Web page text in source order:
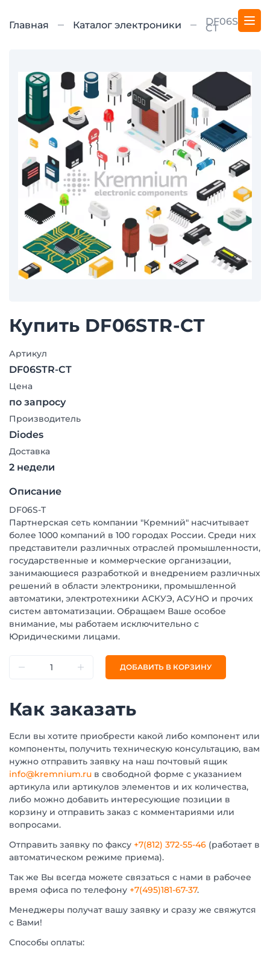
Главная Каталог электроники DF06STR-
CT
Купить DF06STR-CT
Артикул
DF06STR-CT
Цена
по запросу
Производитель
Diodes
Доставка
2 недели
Описание
DF06S-T
Партнерская сеть компании "Кремний" насчитывает
более 1000 компаний в 100 городах России. Среди них
представители различных отраслей промышленности,
государственные и коммерческие организации,
занимающиеся разработкой и внедрением различных
решений в области электроники, промышленной
автоматики, электротехники АСКУЭ, АСУНО и прочих
систем автоматизации. Обращаем Ваше особое
внимание, мы работаем исключительно с
Юридическими лицами.
ДОБАВИТЬ В КОРЗИНУ
Как заказать
Если вы хотите приобрести какой либо компонент или
компоненты, получить техническую консультацию, вам
нужно отправить заявку на наш почтовый ящик
info@kremnium.ru в свободной форме с указанием
артикула или артикулов элементов и их количества,
либо можно добавить интересующие позиции в
корзину и отправить заказ с комментариями или
вопросами.
Отправить заявку по факсу +7(812) 372-55-46 (работает в
автоматическом режиме приема).
Так же Вы всегда можете связаться с нами в рабочее
время офиса по телефону +7(495)181-67-37.
Менеджеры получат вашу заявку и сразу же свяжутся
с Вами!
Способы оплаты: